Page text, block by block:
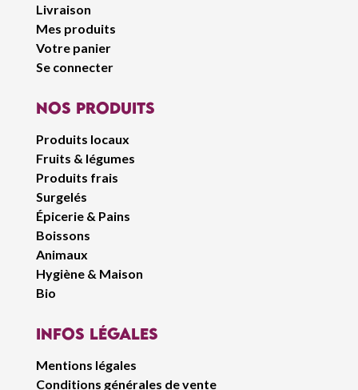
Livraison
Mes produits
Votre panier
Se connecter
Nos produits
Produits locaux
Fruits & légumes
Produits frais
Surgelés
Épicerie & Pains
Boissons
Animaux
Hygiène & Maison
Bio
infos légales
Mentions légales
Conditions générales de vente